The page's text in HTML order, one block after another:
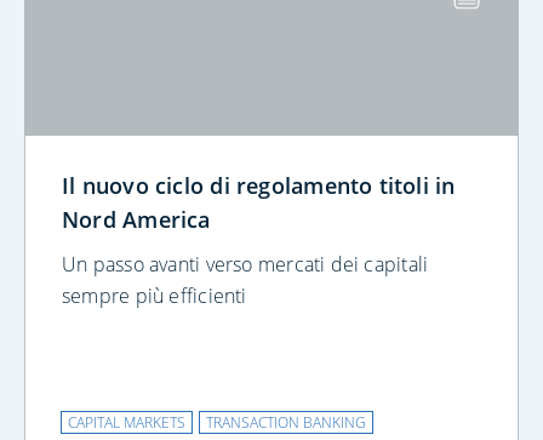
Il nuovo ciclo di regolamento titoli in
Nord America
Un passo avanti verso mercati dei capitali
sempre più efficienti
CAPITAL MARKETS
TRANSACTION BANKING